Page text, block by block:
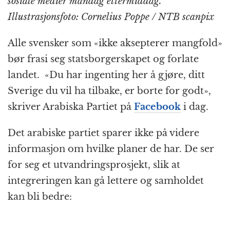
o
k
e
r
p
at m
Illustrasjonsfoto: Cornelius Poppe / NTB scanpix
Alle svensker som «ikke aksepterer mangfold»
bør frasi seg statsborgerskapet og forlate
landet. «Du har ingenting her å gjøre, ditt
Sverige du vil ha tilbake, er borte for godt»,
skriver Arabiska Partiet på Facebook i dag.
Det arabiske partiet sparer ikke på videre
informasjon om hvilke planer de har. De ser
for seg et utvandringsprosjekt, slik at
integreringen kan gå lettere og samholdet
kan bli bedre: